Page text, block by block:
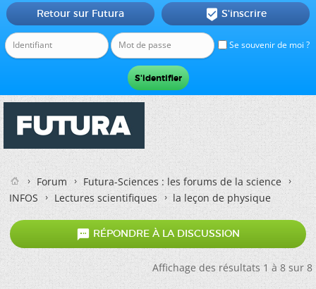
Se souvenir de moi ?
Retour sur Futura  S'inscrire
Forum
Futura-Sciences : les forums de la science
INFOS
Lectures scientifiques la leçon de physique
 RÉPONDRE À LA DISCUSSION
Affichage des résultats 1 à 8 sur 8